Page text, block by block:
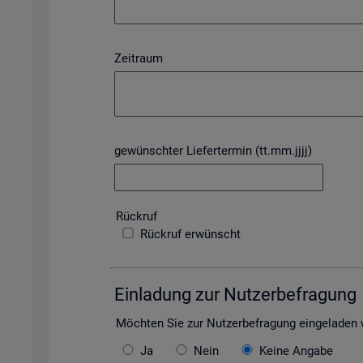
Zeitraum
gewünschter Liefertermin (tt.mm.jjjj)
Rück­ruf
Rückruf erwünscht
Ein­la­dung zur Nut­zer­be­fra­gung
Möch­ten Sie zur Nut­zer­be­fra­gung ein­ge­la­den
Ja
Nein Keine Angabe